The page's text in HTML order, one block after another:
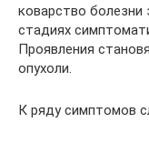
коварство болезни
стадиях
Проявления
опухоли.
К ряду симптомов